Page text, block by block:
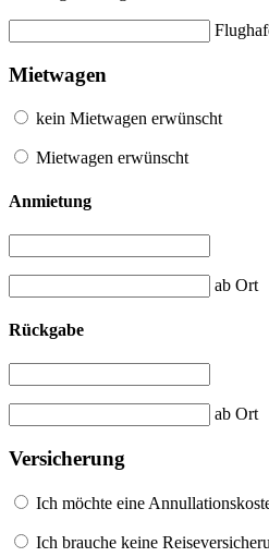
Mietwagen
kein Mietwagen erwünscht
Mietwagen erwünscht
Anmietung
ab Ort
Rückgabe
ab Ort
Versicherung
Ich möchte eine
Ich brauche keine